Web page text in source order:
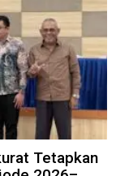
Tetapkan